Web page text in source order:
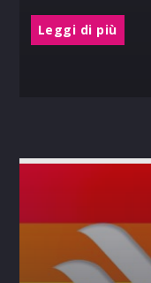
Leggi di più